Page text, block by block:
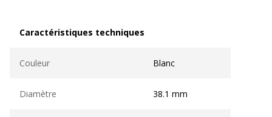
Caractéristiques techniques
Couleur Blanc
Diamètre 38.1 mm